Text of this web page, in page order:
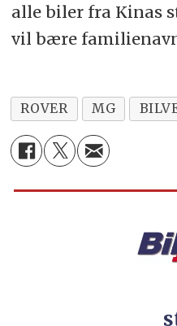
alle biler fra Kinas
vil bære
ROVER MG